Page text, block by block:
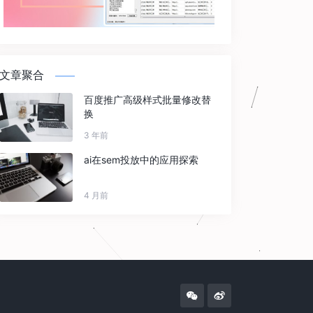
文章聚合
百度推广高级样式批量修改替
换
3 年前
ai在sem投放中的应用探索
4 月前